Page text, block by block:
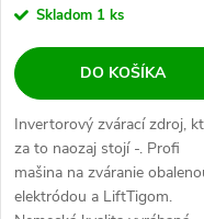
Skladom 1 ks
DO KOŠÍKA
Invertorový zvárací zdroj,
za to naozaj stojí -. Profi
mašina na zváranie
elektródou a LiftTigom.